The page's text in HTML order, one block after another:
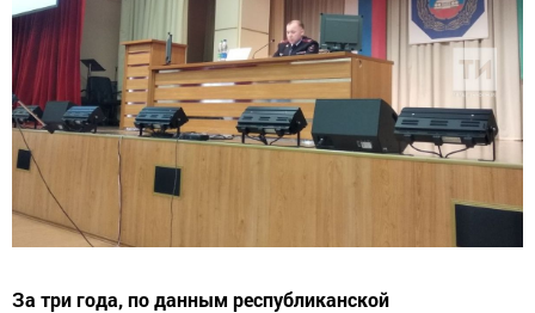
За три года, по данным республиканской